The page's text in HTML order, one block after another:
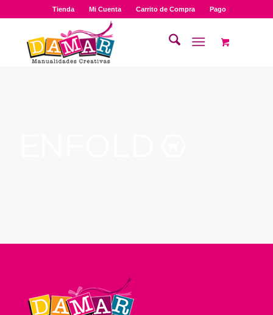
Tienda Mi Cuenta Carrito de Compra Pago